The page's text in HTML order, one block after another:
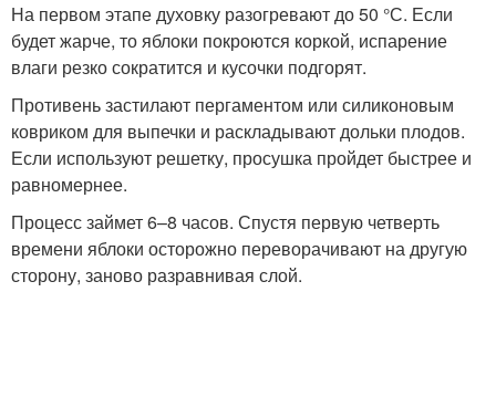
На первом этапе духовку разогревают до 50 °С. Если
будет жарче, то яблоки покроются коркой, испарение
влаги резко сократится и кусочки подгорят.
Противень застилают пергаментом или силиконовым
ковриком для выпечки и раскладывают дольки плодов.
Если используют решетку, просушка пройдет быстрее и
равномернее.
Процесс займет 6–8 часов. Спустя первую четверть
времени яблоки осторожно переворачивают на другую
сторону, заново разравнивая слой.